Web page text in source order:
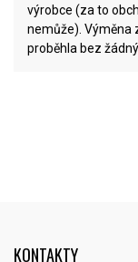
výrobce (za to
nemůže). Výměna
proběhla bez
KONTAKTY